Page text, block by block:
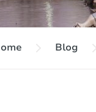
Blog